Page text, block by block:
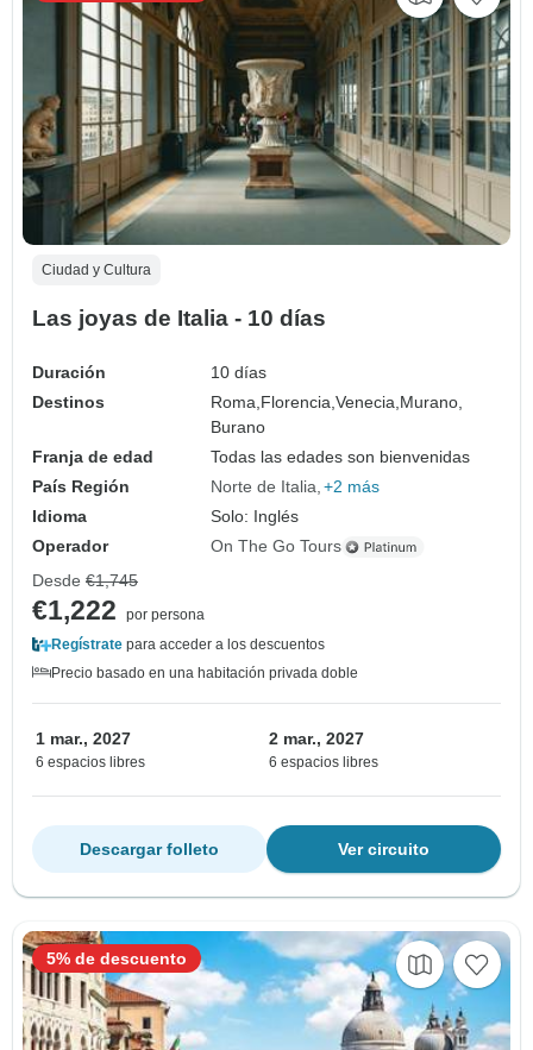
Ciudad y Cultura
Las joyas de Italia - 10 días
Duración
10 días
Destinos
Roma,Florencia,Venecia,Murano,
Burano
Franja de edad
Todas las edades son bienvenidas
País Región
Norte de Italia +2 más
Idioma
Solo: Inglés
Operador
On The Go Tours
Desde €1,745
€1,222
por persona
Regístrate para acceder a los descuentos
Precio basado en una habitación privada doble
1 mar., 2027
6 espacios libres
2 mar., 2027
6 espacios libres
Ver circuito
Descargar folleto
5% de descuento